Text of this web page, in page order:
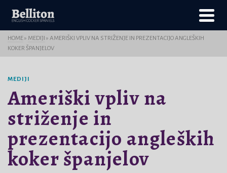
HOME» MEDIJI » AMERIŠKI VPLIV NA STRIŽENJE IN PREZENTACIJO ANGLEŠKIH
KOKER ŠPANJELOV
MEDIJI
Ameriški vpliv na
striženje in
prezentacijo angleških
koker španjelov